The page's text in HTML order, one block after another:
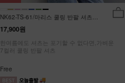
NK62-TS-61/마리스 쿨링 반팔 셔츠
17,900원
한여름에도 셔츠는 포기할 수 없다면,가벼운
7컬러 쿨링 반팔 셔츠
Free